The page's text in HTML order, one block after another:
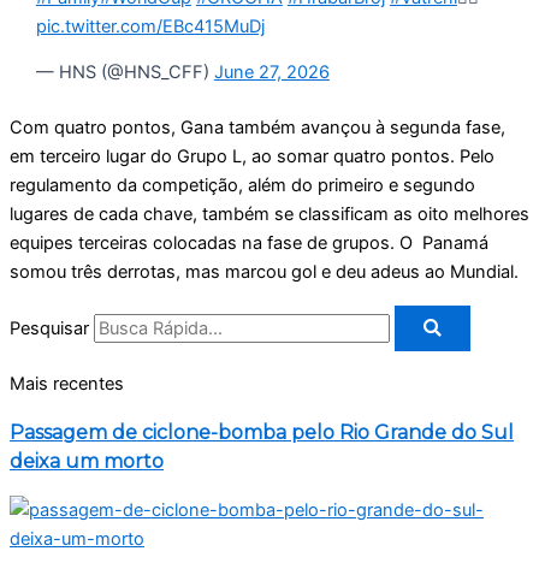
pic.twitter.com/EBc415MuDj
— HNS (@HNS_CFF) June 27, 2026
Com quatro pontos, Gana também avançou à segunda fase,
em terceiro lugar do Grupo L, ao somar quatro pontos. Pelo
regulamento da competição, além do primeiro e segundo
lugares de cada chave, também se classificam as oito melhores
equipes terceiras colocadas na fase de grupos. O Panamá
somou três derrotas, mas marcou gol e deu adeus ao Mundial.
Pesquisar
Mais recentes
Passagem de ciclone-bomba pelo Rio Grande do Sul
deixa um morto